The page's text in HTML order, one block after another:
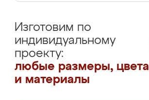
Изготовим по
индивидуальному
проекту:
любые размеры, цвета
и материалы